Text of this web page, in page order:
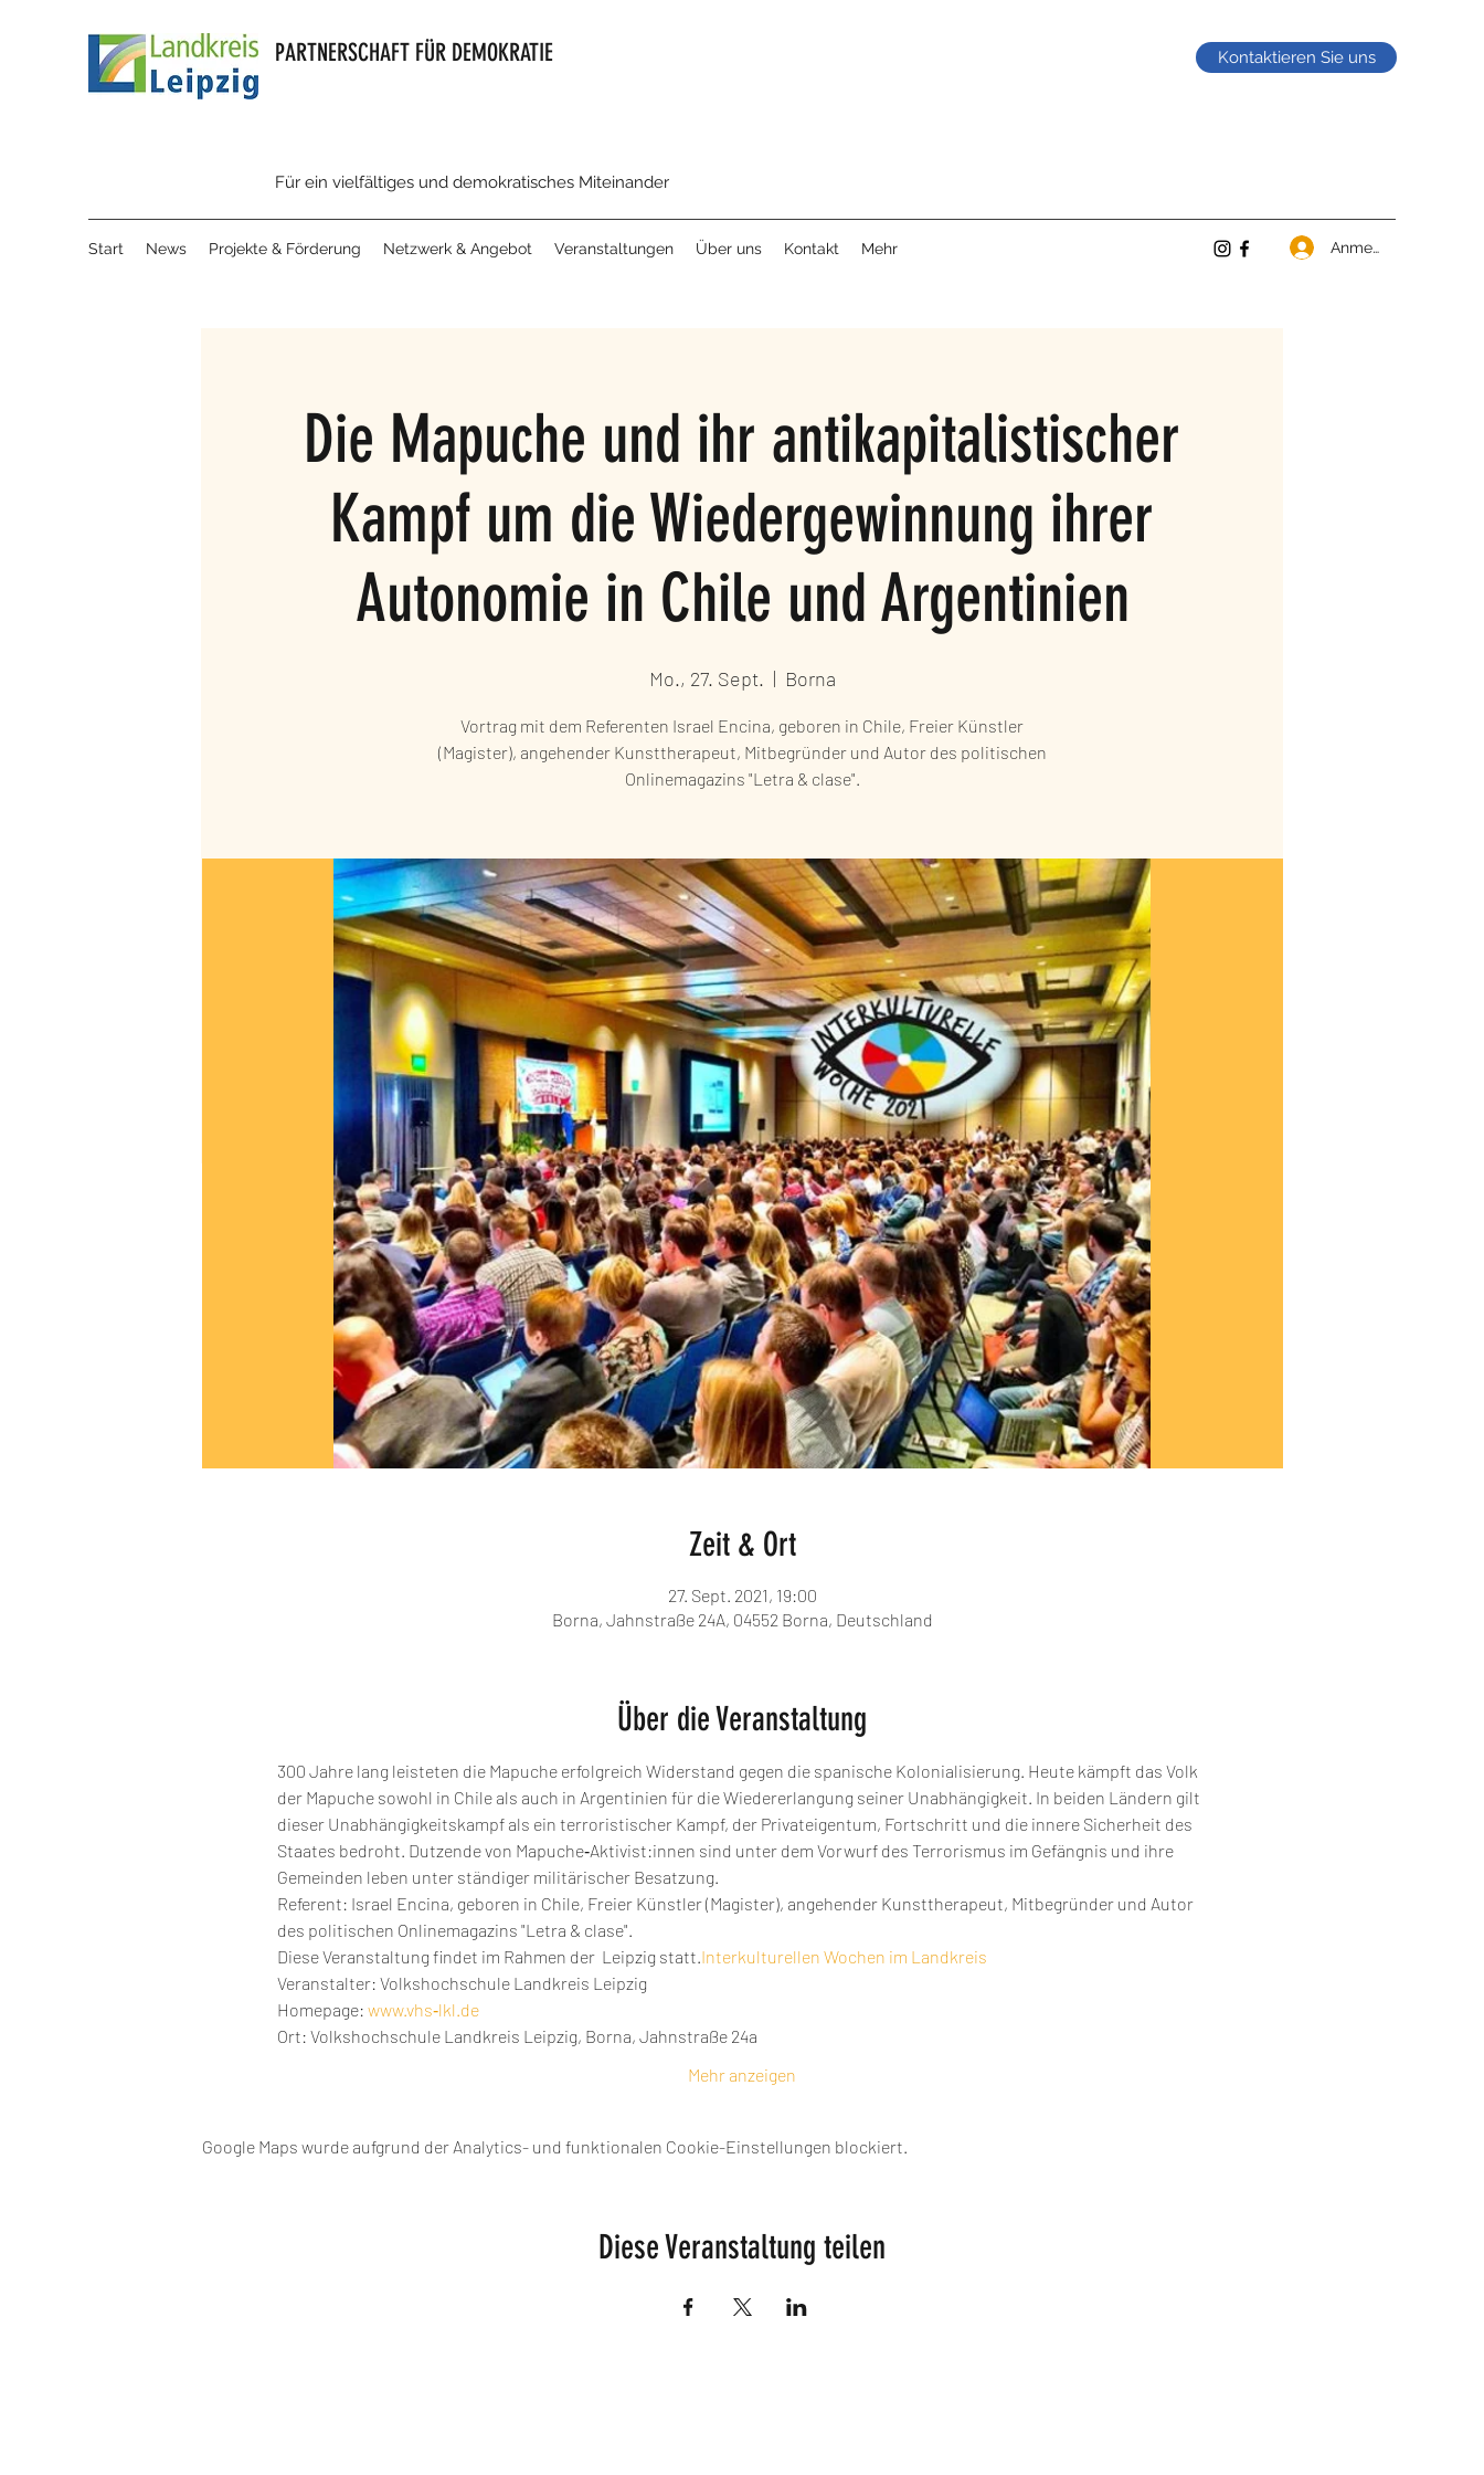
PARTNERSCHAFT FÜR DEMOKRATIE
Für ein vielfältiges und demokratisches Miteinander
Kontaktieren Sie uns
Start News Projekte & Förderung Netzwerk & Angebot Veranstaltungen Über uns Kontakt Mehr Anmelden
Die Mapuche und ihr antikapitalistischer
Kampf um die Wiedergewinnung ihrer
Autonomie in Chile und Argentinien
Mo., 27. Sept.
  |
Borna
Vortrag mit dem Referenten Israel Encina, geboren in Chile, Freier Künstler
(Magister), angehender Kunsttherapeut, Mitbegründer und Autor des politischen
Onlinemagazins "Letra & clase".
Zeit & Ort
27. Sept. 2021, 19:00
Borna, Jahnstraße 24A, 04552 Borna, Deutschland
Über die Veranstaltung
300 Jahre lang leisteten die Mapuche erfolgreich Widerstand gegen die spanische Kolonialisierung. Heute kämpft das Volk
der Mapuche sowohl in Chile als auch in Argentinien für die Wiedererlangung seiner Unabhängigkeit. In beiden Ländern gilt
dieser Unabhängigkeitskampf als ein terroristischer Kampf, der Privateigentum, Fortschritt und die innere Sicherheit des
Staates bedroht. Dutzende von Mapuche‐Aktivist:innen sind unter dem Vorwurf des Terrorismus im Gefängnis und ihre
Gemeinden leben unter ständiger militärischer Besatzung.
Referent: Israel Encina, geboren in Chile, Freier Künstler (Magister), angehender Kunsttherapeut, Mitbegründer und Autor
des politischen Onlinemagazins "Letra & clase".
Diese Veranstaltung findet im Rahmen der Leipzig statt.Interkulturellen Wochen im Landkreis
Veranstalter: Volkshochschule Landkreis Leipzig
Homepage: www.vhs‐lkl.de
Ort: Volkshochschule Landkreis Leipzig, Borna, Jahnstraße 24a
Mehr anzeigen
Google Maps wurde aufgrund der Analytics- und funktionalen Cookie-Einstellungen blockiert.
Diese Veranstaltung teilen